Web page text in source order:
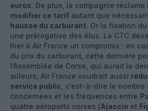
euros. De plus, la compagnie
modifier ce tarif autant que
hausse du carburant. Or la fixation
une prérogative des élus. La CTC
hier à Air France un compromis : en
du prix du carburant, cette dernière
l’Assemblée de Corse, qui aurait le
ailleurs, Air France voudrait aussi
service public , c’est-à-dire le
concernées et les fréquences entre
quatre aéroports corses (Ajaccio et